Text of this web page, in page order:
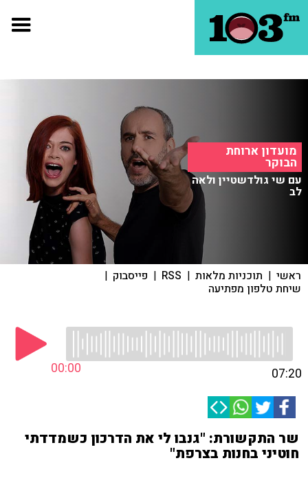
מועדון ארוחת
הבוקר
עם שי גולדשטיין ולאה
לב
ראשי | תוכניות מלאות |
RSS
| פייסבוק |
שיחת טלפון מפתיעה
00:00 07:20
שר התקשורת: "גנבו לי את הדרכון כשמדדתי
חוטיני בחנות בצרפת"